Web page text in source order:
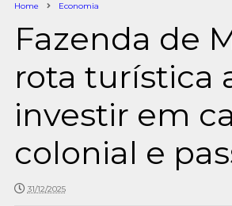
Home Economia
Fazenda de
rota turística
investir em
colonial e
31/12/2025